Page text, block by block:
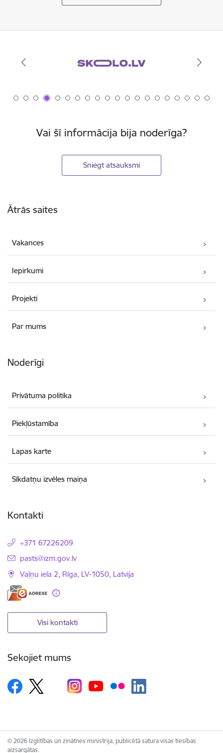
Vai šī informācija bija noderīga?
Sniegt atsauksmi
Ātrās saites
Vakances
Iepirkumi
Projekti
Par mums
Noderīgi
Privātuma politika
Piekļūstamība
Lapas karte
Sīkdatņu izvēles maiņa
Kontakti
+371 67226209
E-pasts:
pasts@izm.gov.lv
Vaļņu iela 2, Rīga, LV-1050, Latvija
Visi kontakti
Sekojiet mums
© 2026 Izglītības un zinātnes ministrija, publicētā satura visas tiesības
aizsargātas.